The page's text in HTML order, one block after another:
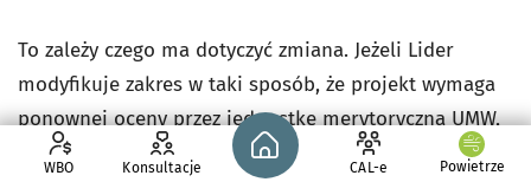
To zależy czego ma dotyczyć zmiana. Jeżeli Lider
modyfikuje zakres w taki sposób, że projekt wymaga
ponownej oceny przez jednostkę merytoryczną UMW,
to taką zmianę należy wnieść na formularzu
WBO Konsultacje
Strona główna - wroclaw.pl
CAL-e Powietrze